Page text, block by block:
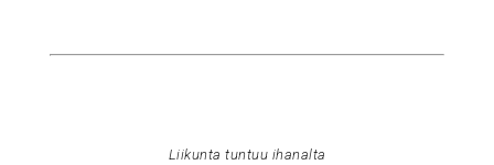
Liikunta tuntuu ihanalta